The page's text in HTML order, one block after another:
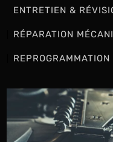
ENTRETIEN &
RÉPARATION
REPROGRAMMATION